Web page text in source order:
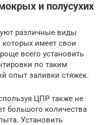
и полусухих
различные виды
имеет свои
всего установить
по таким
опыт заливки стяжек.
ЦПР также не
большого количества
Установить